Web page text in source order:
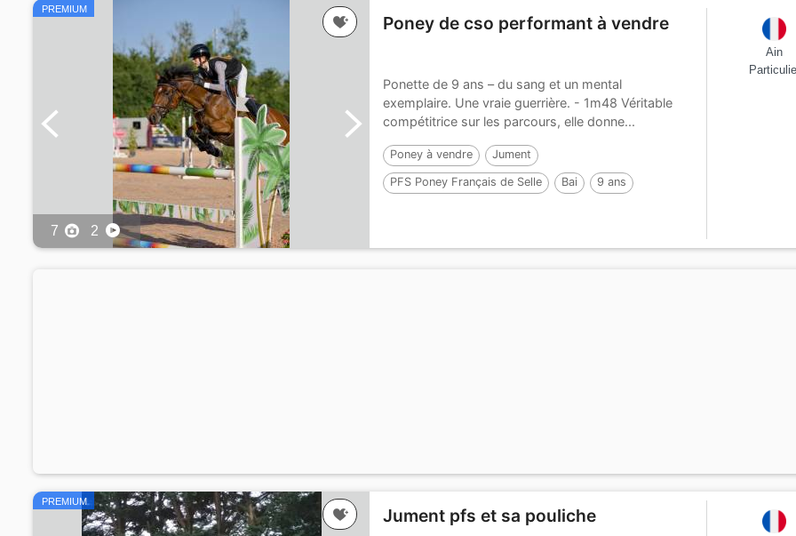
PREMIUM
7 2
Poney de cso performant à vendre
Ponette de 9 ans – du sang et un mental
exemplaire. Une vraie guerrière. - 1m48 Véritable
compétitrice sur les parcours, elle donne...
Poney à vendre Jument
PFS Poney Français de Selle Bai 9 ans
Ain
PREMIUM
Jument pfs et sa pouliche